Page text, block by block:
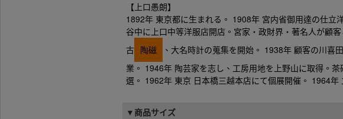
【上口愚朗】
1892年 東京都に生まれる。 1908年 宮内省御用達の仕
谷中に上口中等洋服店開店。宮家・政財界・著名人が顧
古 陶磁
、大名時計の蒐集を開始。 1938年 顧客の川
業。 1946年 陶芸家を志し、工房用地を上野山に取得。
選。 1962年 東京 日本橋三越本店にて個展開催。 1964
▼商品サイズ